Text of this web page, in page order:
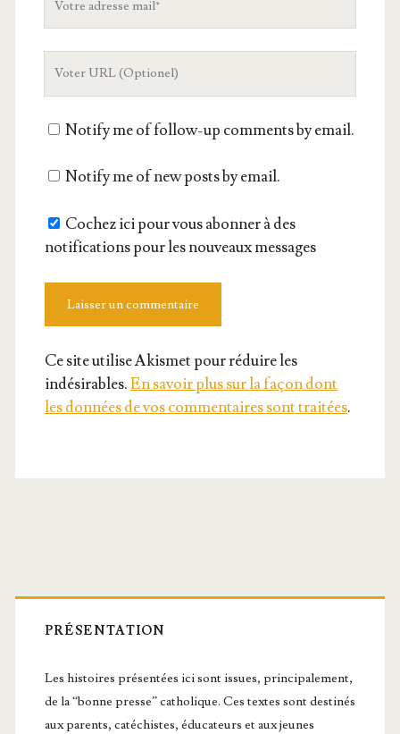
siteNotify me of follow-up comments by email.
Notify me of new posts by email.
Cochez ici pour vous abonner à des
notifications pour les nouveaux messages
Ce site utilise Akismet pour réduire les
indésirables.En savoir plus sur la façon dont
les données de vos commentaires sont traitées.
Barre
latérale
principale
PRÉSENTATION
Les histoires présentées ici sont issues, principalement,
de la “bonne presse” catholique. Ces textes sont destinés
aux parents, catéchistes, éducateurs et aux jeunes